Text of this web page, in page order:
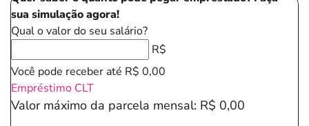
sua simulação agora!
Qual o valor do seu salário?
R$
Você pode receber até R$ 0,00
Empréstimo CLT
Valor máximo da parcela mensal: R$ 0,00